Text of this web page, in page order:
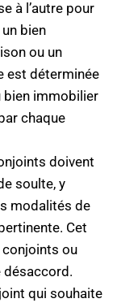
à l’autre pour
bien
ou un
est déterminée
bien immobilier
chaque
doivent
soulte, y
modalités de
Cet
ou
désaccord.
qui souhaite